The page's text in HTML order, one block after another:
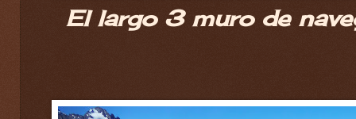
El largo 3 muro de